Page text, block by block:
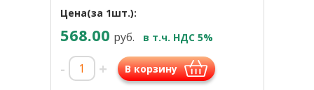
Цена(за 1шт.):
568.00 руб. в т.ч. НДС 5%
- + В корзину